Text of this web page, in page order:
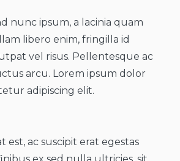
nunc ipsum, a lacinia quam
libero enim, fringilla id
vel risus. Pellentesque ac
arcu. Lorem ipsum dolor
adipiscing elit.
est, ac suscipit erat egestas